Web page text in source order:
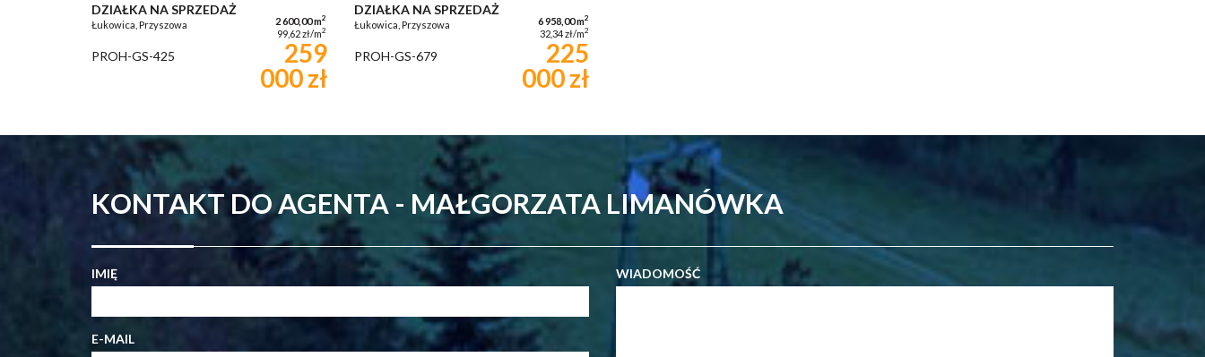
DZIAŁKA NA SPRZEDAŻ
Łukowica, Przyszowa 2 600,00 m2
99,62 zł/m2
PROH-GS-425
259
000 zł
DZIAŁKA NA SPRZEDAŻ
Łukowica, Przyszowa 6 958,00 m2
32,34 zł/m2
PROH-GS-679
225
000 zł
KONTAKT DO AGENTA - MAŁGORZATA LIMANÓWKA
IMIĘ
E-MAIL
WIADOMOŚĆ